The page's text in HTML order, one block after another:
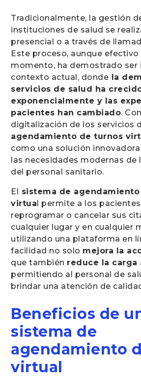
Tradicionalmente, la gestión
instituciones de salud se
presencial o a través de
Este proceso, aunque efectivo
momento, ha demostrado ser
contexto actual, donde la
servicios de salud ha
exponencialmente y las
pacientes han cambiado.
digitalización de los servicios
agendamiento de turnos
como una solución
las necesidades modernas de
del personal sanitario.
El sistema de
virtual permite a los
reprogramar o cancelar sus
cualquier lugar y en cualquier
utilizando una plataforma en
facilidad no solo mejora la
que también reduce la carga
permitiendo al personal de
brindar una atención de
Beneficios de
sistema de
agendamiento
virtual